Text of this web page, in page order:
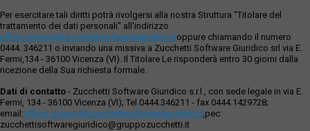
Per esercitare tali diritti potrà rivolgersi alla nostra Struttura "Titolare del
trattamento dei dati personali" all'indirizzo
ufficio.privacy@zucchettisofwaregiuridico.itoppure chiamando il numero
0444. 346211 o inviando una missiva a Zucchetti Software Giuridico srl via E.
Fermi,134 - 36100 Vicenza (VI). Il Titolare Le risponderà entro 30 giorni dalla
ricezione della Sua richiesta formale.
Dati di contatto - Zucchetti Software Giuridico s.r.l., con sede legale in via E.
Fermi, 134 - 36100 Vicenza (VI); Tel 0444.346211 - fax 0444.1429728;
email:ufficio.privacy@zucchettisoftwaregiuridico.it,pec:
zucchettisoftwaregiuridico@gruppozucchetti.it